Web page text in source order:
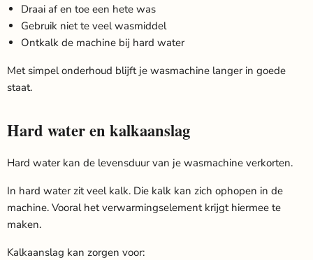
Draai af en toe een hete was
Gebruik niet te veel wasmiddel
Ontkalk de machine bij hard water
Met simpel onderhoud blijft je wasmachine langer in goede
staat.
Hard water en kalkaanslag
Hard water kan de levensduur van je wasmachine verkorten.
In hard water zit veel kalk. Die kalk kan zich ophopen in de
machine. Vooral het verwarmingselement krijgt hiermee te
maken.
Kalkaanslag kan zorgen voor: